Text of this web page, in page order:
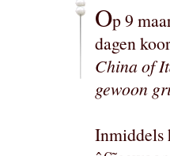
Op 9
dagen
China of
gewoon
Inmiddels